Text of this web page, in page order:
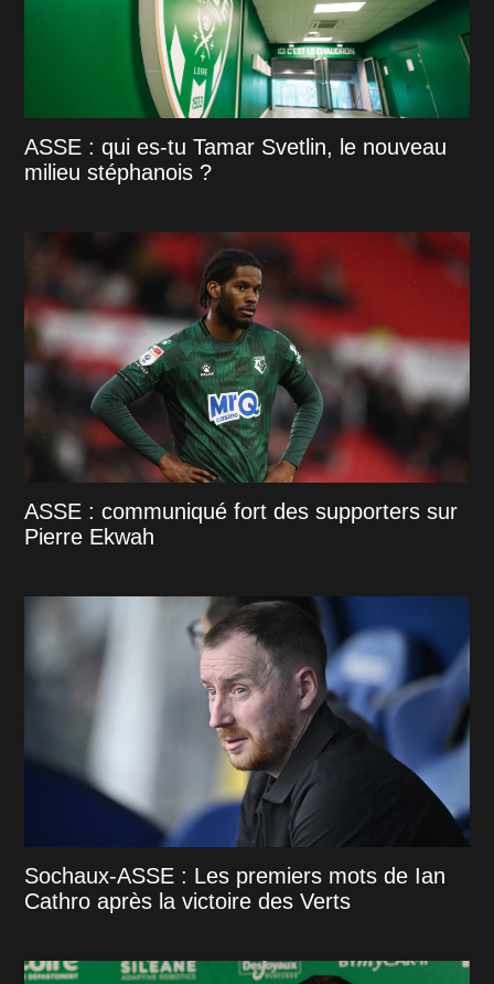
ASSE : qui es-tu Tamar Svetlin, le nouveau
milieu stéphanois ?
ASSE : communiqué fort des supporters sur
Pierre Ekwah
Sochaux-ASSE : Les premiers mots de Ian
Cathro après la victoire des Verts